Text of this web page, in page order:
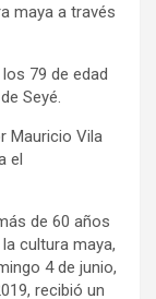
maya a través
79 de edad
Seyé.
Mauricio Vila
el
de 60 años
cultura maya,
4 de junio,
recibió un